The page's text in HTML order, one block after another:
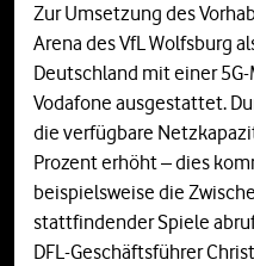
Zur Umsetzung des
Arena des VfL Wolfsburg
Deutschland mit einer
Vodafone ausgestattet.
die verfügbare
Prozent erhöht – dies
beispielsweise die
stattfindender Spiele
DFL-Geschäftsführer